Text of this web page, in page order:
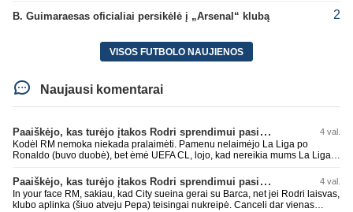
B. Guimaraesas oficialiai persikėlė į „Arsenal“ klubą 2
VISOS FUTBOLO NAUJIENOS
Naujausi komentarai
Paaiškėjo, kas turėjo įtakos Rodri sprendimui pasirinkti Barselonos pusę 4 val.
Kodėl RM nemoka niekada pralaimėti. Pamenu nelaimėjo La Liga po
Ronaldo (buvo duobė), bet ėmė UEFA CL, lojo, kad nereikia mums La Liga,
laimėti La Liga. Dabar vėl gavo nuo Barcos ir Rodri ateina ne pas juos, vėl
nereikia mums jo, senas ir t.t. Gal davai vyriškai priimkit tuos pralaimėjimus
be kvailų nereikia, nenorim ir t.t.
Paaiškėjo, kas turėjo įtakos Rodri sprendimui pasirinkti Barselonos pusę 4 val.
In your face RM, sakiau, kad City sueina gerai su Barca, net jei Rodri laisvas,
klubo aplinka (šiuo atveju Pepa) teisingai nukreipė. Canceli dar vienas